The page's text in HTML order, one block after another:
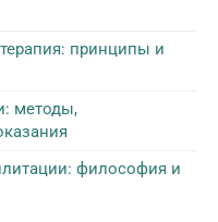
принципы и
методы,
философия и